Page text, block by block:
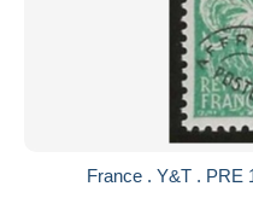
France . Y&T . PRE